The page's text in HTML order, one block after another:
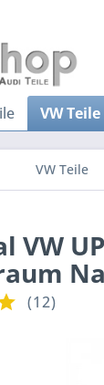
VW Teile
VW Teile
VW
(12)